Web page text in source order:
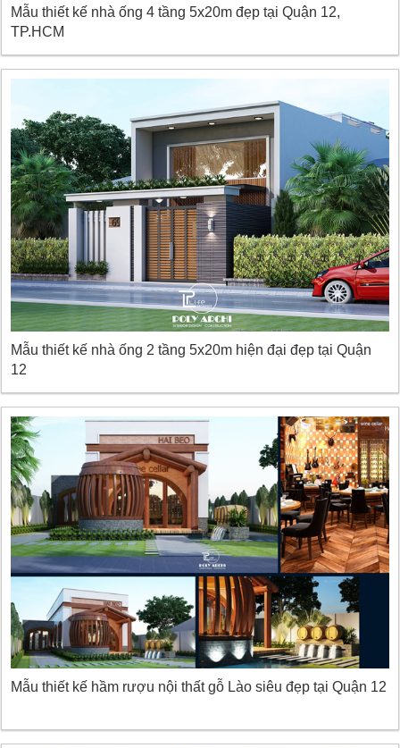
Mẫu thiết kế nhà ống 4 tầng 5x20m đẹp tại Quận 12,
TP.HCM
Mẫu thiết kế nhà ống 2 tầng 5x20m hiện đại đẹp tại Quận
12
Mẫu thiết kế hầm rượu nội thất gỗ Lào siêu đẹp tại Quận 12